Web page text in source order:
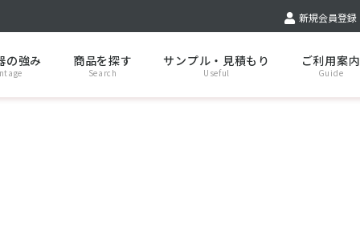
新規会員登録
の強み 商品を探す
Search
サンプル・見積もり
Useful
ご利用案内
Guide